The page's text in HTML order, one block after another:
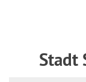
Stadt